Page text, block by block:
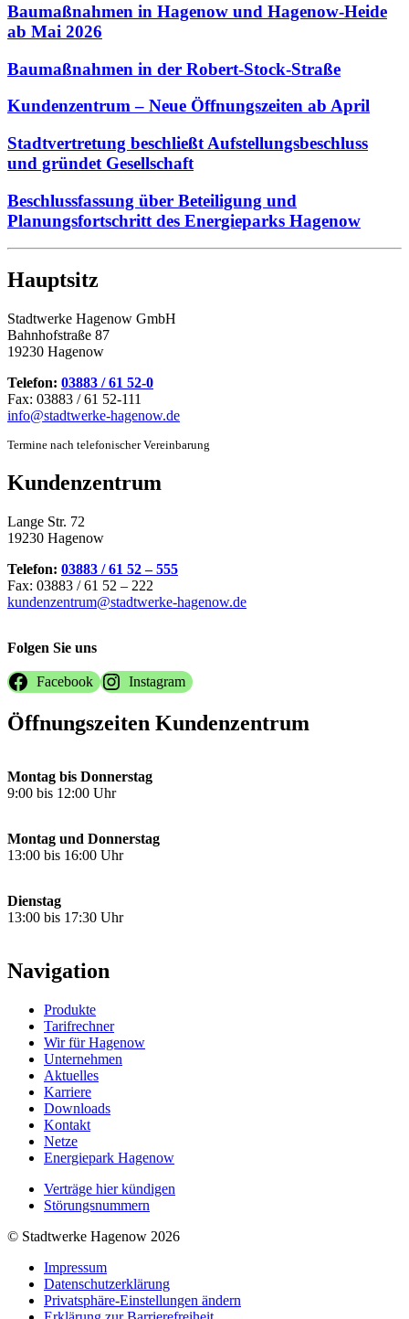
Baumaßnahmen in Hagenow und Hagenow-Heide
ab Mai 2026
Baumaßnahmen in der Robert-Stock-Straße
Kundenzentrum – Neue Öffnungszeiten ab April
Stadtvertretung beschließt Aufstellungsbeschluss
und gründet Gesellschaft
Beschlussfassung über Beteiligung und
Planungsfortschritt des Energieparks Hagenow
Hauptsitz
Stadtwerke Hagenow GmbH
Bahnhofstraße 87
19230 Hagenow
Telefon: 03883 / 61 52-0
Fax: 03883 / 61 52-111
info@stadtwerke-hagenow.de
Termine nach telefonischer Vereinbarung
Kundenzentrum
Lange Str. 72
19230 Hagenow
Telefon: 03883 / 61 52 – 555
Fax: 03883 / 61 52 – 222
kundenzentrum@stadtwerke-hagenow.de
Folgen Sie uns
Facebook Instagram
Öffnungszeiten Kundenzentrum
Montag bis Donnerstag
9:00 bis 12:00 Uhr
Montag und Donnerstag
13:00 bis 16:00 Uhr
Dienstag
13:00 bis 17:30 Uhr
Navigation
Produkte
Tarifrechner
Wir für Hagenow
Unternehmen
Aktuelles
Karriere
Downloads
Kontakt
Netze
Energiepark Hagenow
Verträge hier kündigen
Störungsnummern
© Stadtwerke Hagenow 2026
Impressum
Datenschutzerklärung
Privatsphäre-Einstellungen ändern